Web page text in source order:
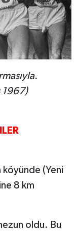
1967)
köyünde (Yeni
8 km
oldu. Bu